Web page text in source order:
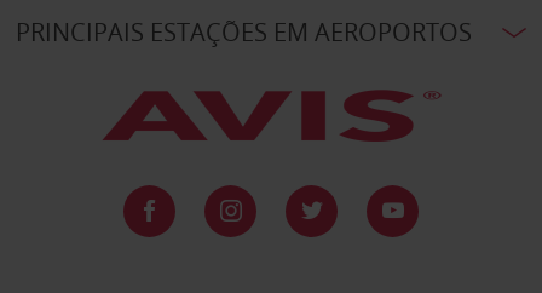
PRINCIPAIS ESTAÇÕES EM AEROPORTOS